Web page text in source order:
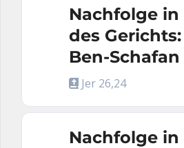
Nachfolge in
des
Ben-Schafan
Jer 26,24
Nachfolge in